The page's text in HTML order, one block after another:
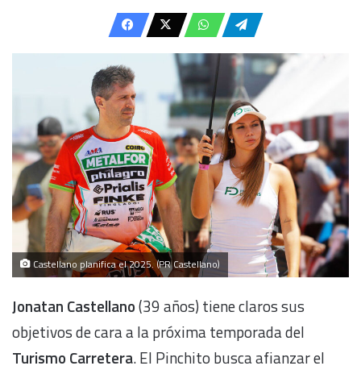
email
Castellano planifica el 2025. (PR Castellano)
Jonatan Castellano(39 años) tiene claros sus
objetivos de cara a la próxima temporada del
Turismo Carretera. El Pinchito busca afianzar el